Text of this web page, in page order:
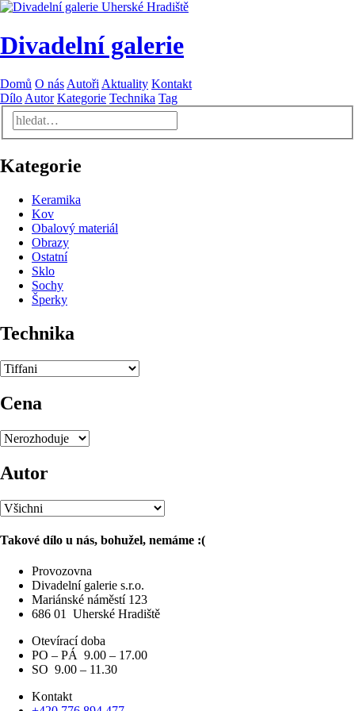
Divadelní galerie
Domů O nás Autoři Aktuality Kontakt
Dílo Autor Kategorie Technika Tag
Kategorie
Keramika
Kov
Obalový materiál
Obrazy
Ostatní
Sklo
Sochy
Šperky
Technika
Cena
Autor
Takové dílo u nás, bohužel, nemáme :(
Provozovna
Divadelní galerie s.r.o.
Mariánské náměstí 123
686 01
Uherské Hradiště
Otevírací doba
PO – PÁ 9.00 – 17.00
SO 9.00 – 11.30
Kontakt